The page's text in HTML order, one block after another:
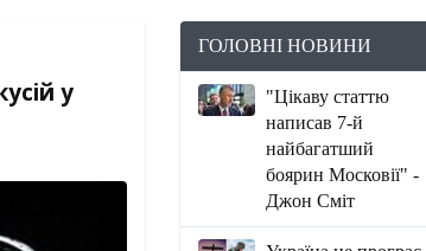
у
ГОЛОВНІ НОВИНИ
"Цікаву статтю
написав 7-й
найбагатший
боярин Московії" -
Джон Сміт